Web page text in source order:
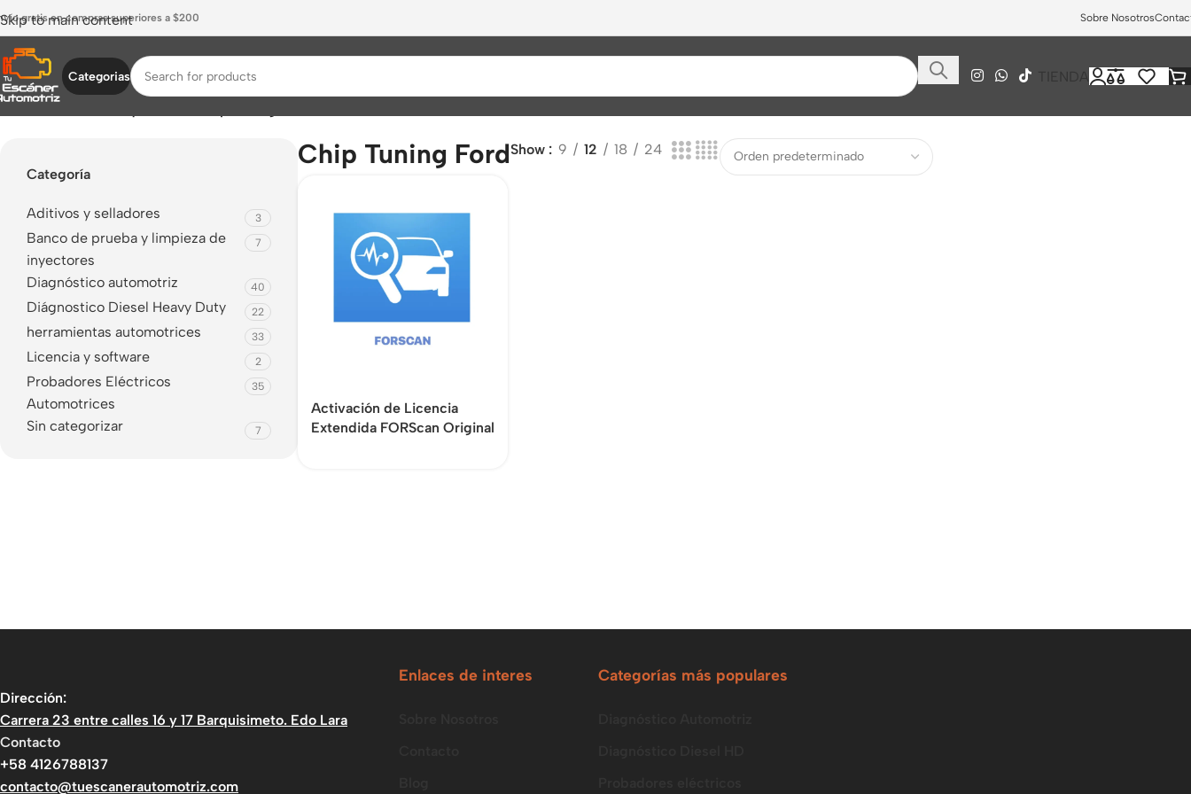
Skip to main content
gratis en compras superiores a $200 Sobre Nosotros
Categorias
TIENDA
Categoría
Aditivos y selladores 3
Banco de prueba y limpieza de
inyectores
7
Diagnóstico automotriz 40
Diágnostico Diesel Heavy Duty 22
herramientas automotrices 33
Licencia y software 2
Probadores Eléctricos
Automotrices
35
Sin categorizar 7
Chip Tuning FordShow 9 12 18 24
Activación de Licencia
Extendida FORScan Original
Dirección:
Carrera 23 entre calles 16 y 17 Barquisimeto. Edo Lara
Contacto
+58 4126788137
contacto@tuescanerautomotriz.com
Enlaces de interes Categorías más populares